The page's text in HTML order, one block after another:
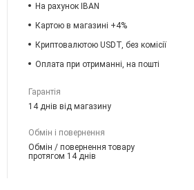
На рахунок IBAN
Картою в магазині +4%
Криптовалютою USDT, без комісії
Оплата при отриманні, на пошті
Гарантія
14 днів від магазину
Обмін і повернення
Обмін / повернення товару
протягом 14 днів